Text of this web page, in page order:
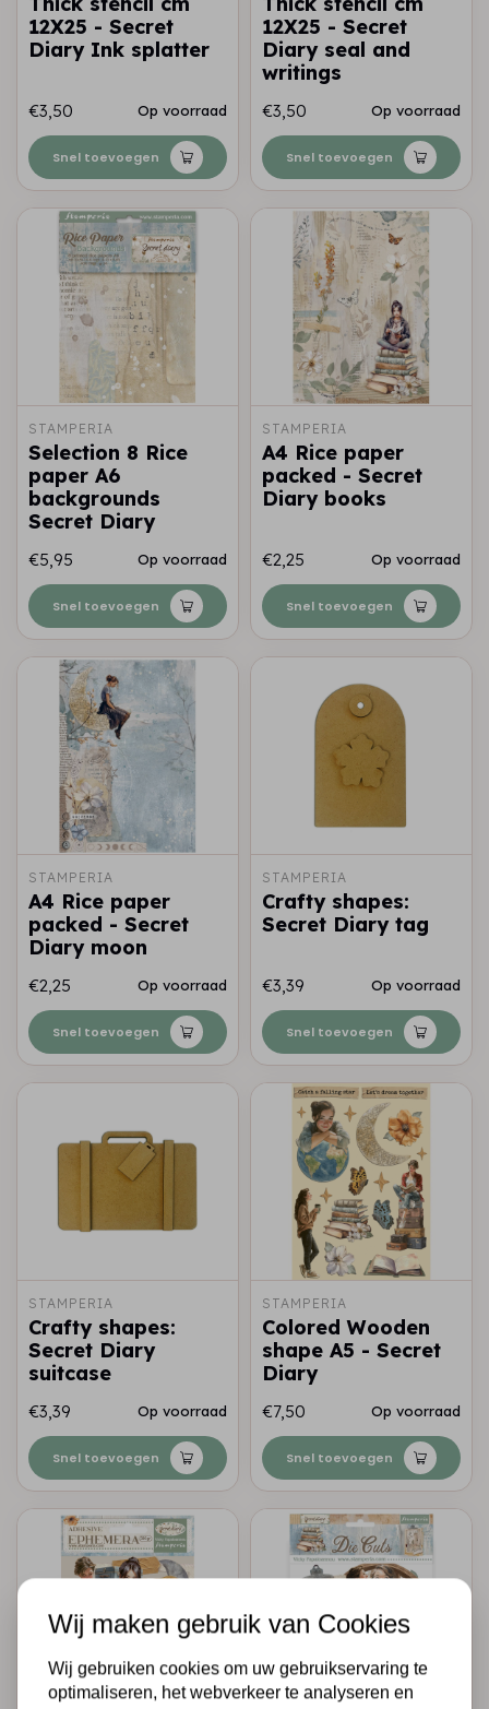
12X25 - Secret
Diary Ink splatter
€3,50 Op voorraad
Snel toevoegen
12X25 - Secret
Diary seal and
writings
€3,50 Op voorraad
Snel toevoegen
STAMPERIA
Selection 8 Rice
paper A6
backgrounds
Secret Diary
€5,95 Op voorraad
Snel toevoegen
STAMPERIA
A4 Rice paper
packed - Secret
Diary books
€2,25 Op voorraad
Snel toevoegen
STAMPERIA
A4 Rice paper
packed - Secret
Diary moon
€2,25 Op voorraad
Snel toevoegen
STAMPERIA
Crafty shapes:
Secret Diary tag
€3,39 Op voorraad
Snel toevoegen
STAMPERIA
Crafty shapes:
Secret Diary
suitcase
€3,39 Op voorraad
Snel toevoegen
STAMPERIA
Colored Wooden
shape A5 - Secret
Diary
€7,50 Op voorraad
Snel toevoegen
Wij maken gebruik van Cookies
Wij gebruiken cookies om uw gebruikservaring te
optimaliseren, het webverkeer te analyseren en